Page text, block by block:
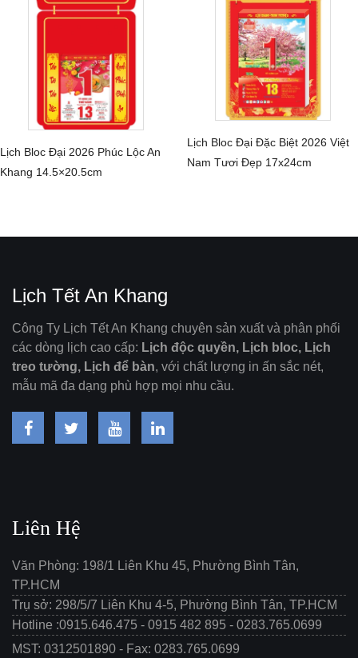
CHI TIẾT
Lịch Bloc Đại 2026 Phúc Lộc An
Khang 14.5×20.5cm
Lịch Bloc Đại Đặc Biệt 2026 Việt
Nam Tươi Đẹp 17x24cm
Lịch Tết An Khang
Công Ty Lịch Tết An Khang chuyên sản xuất và phân phối
các dòng lịch cao cấp: Lịch độc quyền, Lịch bloc, Lịch
treo tường, Lịch để bàn, với chất lượng in ấn sắc nét,
mẫu mã đa dạng phù hợp mọi nhu cầu.
Liên Hệ
Văn Phòng: 198/1 Liên Khu 45, Phường Bình Tân,
TP.HCM
Trụ sở: 298/5/7 Liên Khu 4-5, Phường Bình Tân, TP.HCM
Hotline :0915.646.475 - 0915 482 895 - 0283.765.0699
MST: 0312501890 - Fax: 0283.765.0699